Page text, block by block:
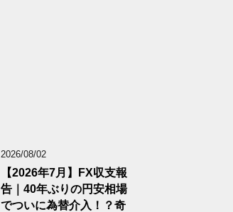
2026/08/02
【2026年7月】FX収支報
告｜40年ぶりの円安相場
でついに為替介入！？奇